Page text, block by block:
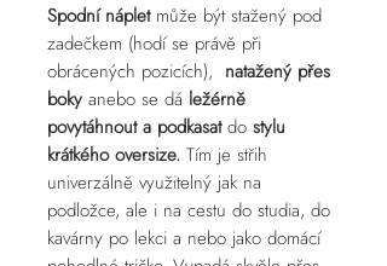
Spodní náplet může být stažený pod
zadečkem (hodí se právě při
obrácených pozicích), natažený přes
boky anebo se dá ležérně
povytáhnout a podkasatdo stylu
krátkého oversize. Tím je střih
univerzálně využitelný jak na
podložce, ale i na cestu do studia, do
kavárny po lekci a nebo jako domácí